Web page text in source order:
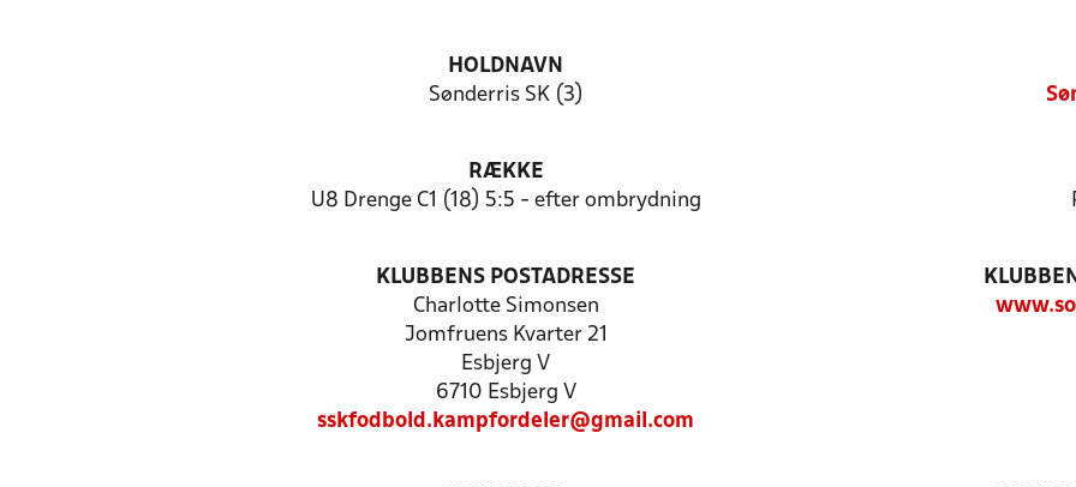
HOLDNAVN
Sønderris SK (3)
RÆKKE
U8 Drenge C1 (18) 5:5 - efter ombrydning
KLUBBENS POSTADRESSE
Charlotte Simonsen
Jomfruens Kvarter 21
Esbjerg V
6710 Esbjerg V
sskfodbold.kampfordeler@gmail.com